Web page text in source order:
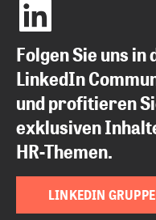
Folgen Sie uns in
LinkedIn
und profitieren
exklusiven
HR-Themen.
LINKEDIN